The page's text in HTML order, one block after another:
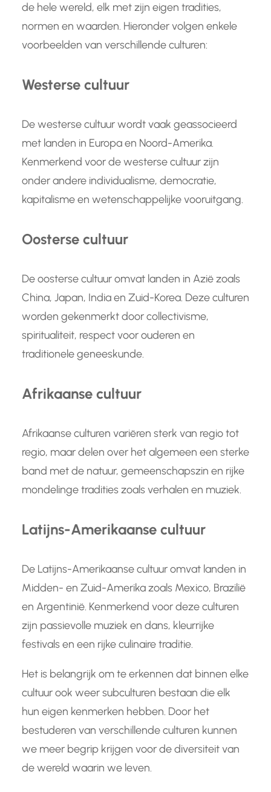
de hele wereld, elk met zijn eigen tradities,
normen en waarden. Hieronder volgen enkele
voorbeelden van verschillende culturen:
Westerse cultuur
De westerse cultuur wordt vaak geassocieerd
met landen in Europa en Noord-Amerika.
Kenmerkend voor de westerse cultuur zijn
onder andere individualisme, democratie,
kapitalisme en wetenschappelijke vooruitgang.
Oosterse cultuur
De oosterse cultuur omvat landen in Azië zoals
China, Japan, India en Zuid-Korea. Deze culturen
worden gekenmerkt door collectivisme,
spiritualiteit, respect voor ouderen en
traditionele geneeskunde.
Afrikaanse cultuur
Afrikaanse culturen variëren sterk van regio tot
regio, maar delen over het algemeen een sterke
band met de natuur, gemeenschapszin en rijke
mondelinge tradities zoals verhalen en muziek.
Latijns-Amerikaanse cultuur
De Latijns-Amerikaanse cultuur omvat landen in
Midden- en Zuid-Amerika zoals Mexico, Brazilië
en Argentinië. Kenmerkend voor deze culturen
zijn passievolle muziek en dans, kleurrijke
festivals en een rijke culinaire traditie.
Het is belangrijk om te erkennen dat binnen elke
cultuur ook weer subculturen bestaan die elk
hun eigen kenmerken hebben. Door het
bestuderen van verschillende culturen kunnen
we meer begrip krijgen voor de diversiteit van
de wereld waarin we leven.